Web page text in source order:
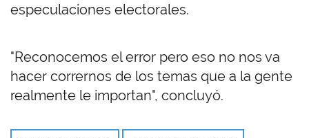
especulaciones electorales.
"Reconocemos el error pero eso no nos va
hacer corrernos de los temas que a la gente
realmente le importan", concluyó.